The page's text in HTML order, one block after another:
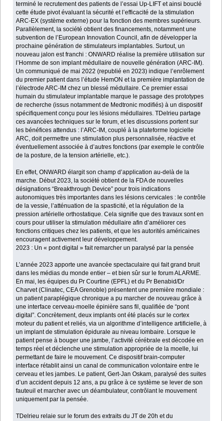
terminé le recrutement des patients de l’essai Up-LIFT et ainsi bouclé
cette étude pivot évaluant la sécurité et l’efficacité de la stimulation
ARC-EX (système externe) pour la fonction des membres supérieurs.
Parallèlement, la société obtient des financements, notamment une
subvention de l’European Innovation Council, afin de développer la
prochaine génération de stimulateurs implantables. Surtout, un
nouveau jalon est franchi : ONWARD réalise la première utilisation sur
l’Homme de son implant médullaire de nouvelle génération (ARC-IM).
Un communiqué de mai 2022 (republié en 2023) indique l’enrôlement
du premier patient dans l’étude HemON et la première implantation de
l’électrode ARC-IM chez un blessé médullaire. Ce premier essai
humain du stimulateur implantable marque le passage des prototypes
de recherche (issus notamment de Medtronic modifiés) à un dispositif
spécifiquement conçu pour les lésions médullaires. TDelrieu partage
ces avancées techniques sur le forum, et les discussions portent sur
les bénéfices attendus : l’ARC-IM, couplé à la plateforme logicielle
ARC, doit permettre une stimulation plus personnalisée, réactive et
éventuellement associée à d’autres fonctions (par exemple le contrôle
de la posture, de la tension artérielle, etc.).
En effet, ONWARD élargit son champ d’application au-delà de la
marche. Début 2023, la société obtient de la FDA de nouvelles
désignations “Breakthrough Device” pour trois indications
autonomiques très importantes dans les lésions cervicales : le contrôle
de la vessie, l’atténuation de la spasticité, et la régulation de la
pression artérielle orthostatique. Cela signifie que des travaux sont en
cours pour utiliser la stimulation médullaire afin d’améliorer ces
fonctions critiques chez les patients, et que les autorités américaines
encouragent activement leur développement.
2023 : Un « pont digital » fait remarcher un paralysé par la pensée
L’année 2023 apporte une avancée spectaculaire qui fait grand bruit
dans les médias du monde entier – et bien sûr sur le forum ALARME.
En mai, les équipes du Pr Courtine (EPFL) et du Pr Benabid/Dr
Charvet (Clinatec, CEA Grenoble) présentent une première mondiale :
un patient paraplégique chronique a pu marcher de nouveau grâce à
une interface cerveau-moelle épinière sans fil, qualifiée de “pont
digital”. Concrètement, deux implants ont été placés sur le cortex
moteur du patient et reliés, via un algorithme d’intelligence artificielle, à
un implant de stimulation épidurale au niveau lombaire. Lorsque le
patient pense à bouger une jambe, l’activité cérébrale est décodée en
temps réel et déclenche une stimulation appropriée de la moelle, lui
permettant de faire le mouvement. Ce dispositif brain-computer
interface rétablit ainsi un canal de communication volontaire entre le
cerveau et les jambes. Le patient, Gert-Jan Oskam, paralysé des suites
d’un accident depuis 12 ans, a pu grâce à ce système se lever de son
fauteuil et marcher avec un déambulateur, contrôlant le mouvement
uniquement par la pensée.
TDelrieu relaie sur le forum des extraits du JT de 20h et du